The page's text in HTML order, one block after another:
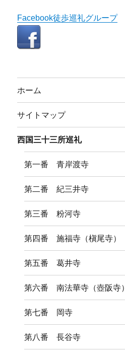
Facebook徒歩巡礼グループ
ホーム
サイトマップ
西国三十三所巡礼
第一番 青岸渡寺
第二番 紀三井寺
第三番 粉河寺
第四番 施福寺（槇尾寺）
第五番 葛井寺
第六番 南法華寺（壺阪寺）
第七番 岡寺
第八番 長谷寺